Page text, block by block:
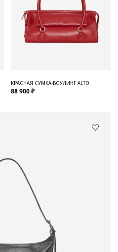
КРАСНАЯ СУМКА-БОУЛИНГ ALTO
88 900 ₽